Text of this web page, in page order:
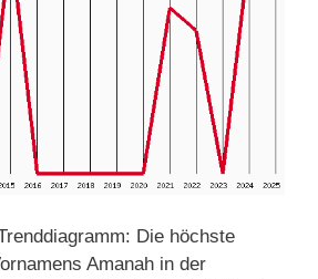
Die höchste
Amanah in der